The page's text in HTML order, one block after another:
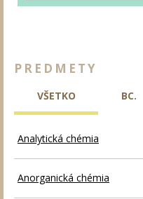
PREDMETY
VŠETKO BC.
Analytická chémia
Anorganická chémia